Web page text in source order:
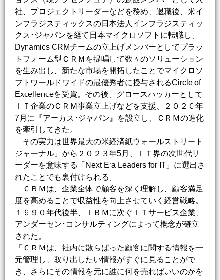
社、プロジェクトリーダーなどを務め、退職後、米イ
ンフラジスティックスの日本法人インフラジスティッ
クス･ジャパンを経て日本マイクロソフトに転職し、
Dynamics CRMチームの立上げメンバーとしてプラッ
トフォーム型ＣＲＭを提唱して数々のソリューション
を生み出し、新たな市場を開拓したことでマイクロソ
フトワールドワイドの最優秀者に授与されるCircle of
Excellenceを受賞。その後、グロースハッカーとして
ＩＴ企業のＣＲＭ事業立上げなどを支援、２０２０年
7月に『アーカス･ジャパン』を設立し、ＣＲＭの進化
を牽引してきた。
その実力は世界最大の米経済紙ウォールストリート
ジャーナル」から２０２３年5月、ＩＴ界の次世代リ
ーダーを意味する「Next Era Leaders for IT」に選出さ
れたことでも裏付けられる。
ＣＲＭは、企業全体で顧客を深く理解し、顧客満足
度を高めることで収益性を向上させていく経営戦略。
１９９０年代後半、ＩＢＭに次ぐＩＴサービス企業、
アンダーセン･コンサルティングによって概念が確立
された。
「ＣＲＭは、社内に散らばった顧客に関する情報を一
元管理し、取り出したい情報がすぐに見ることがで
き、さらにその情報を元に誰に何を売ればいいのかを